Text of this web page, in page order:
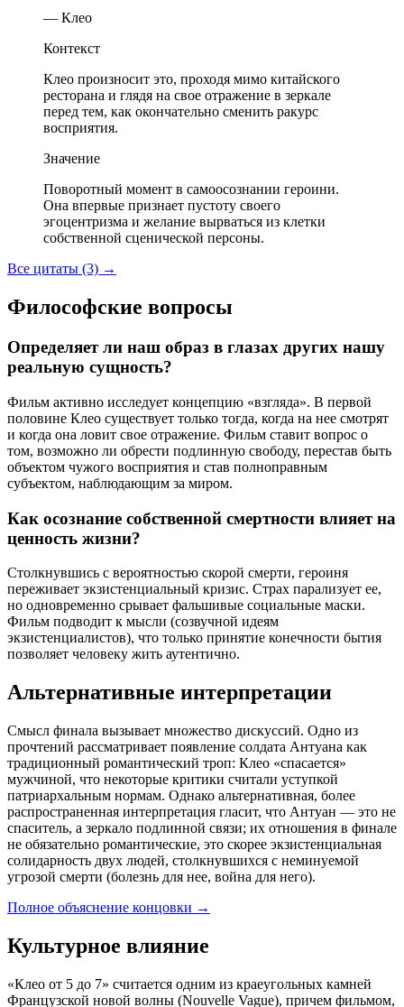
— Клео
Контекст
Клео произносит это, проходя мимо китайского
ресторана и глядя на свое отражение в зеркале
перед тем, как окончательно сменить ракурс
восприятия.
Значение
Поворотный момент в самоосознании героини.
Она впервые признает пустоту своего
эгоцентризма и желание вырваться из клетки
собственной сценической персоны.
Все цитаты (3) →
Философские вопросы
Определяет ли наш образ в глазах других нашу
реальную сущность?
Фильм активно исследует концепцию «взгляда». В первой
половине Клео существует только тогда, когда на нее смотрят
и когда она ловит свое отражение. Фильм ставит вопрос о
том, возможно ли обрести подлинную свободу, перестав быть
объектом чужого восприятия и став полноправным
субъектом, наблюдающим за миром.
Как осознание собственной смертности влияет на
ценность жизни?
Столкнувшись с вероятностью скорой смерти, героиня
переживает экзистенциальный кризис. Страх парализует ее,
но одновременно срывает фальшивые социальные маски.
Фильм подводит к мысли (созвучной идеям
экзистенциалистов), что только принятие конечности бытия
позволяет человеку жить аутентично.
Альтернативные интерпретации
Смысл финала вызывает множество дискуссий. Одно из
прочтений рассматривает появление солдата Антуана как
традиционный романтический троп: Клео «спасается»
мужчиной, что некоторые критики считали уступкой
патриархальным нормам. Однако альтернативная, более
распространенная интерпретация гласит, что Антуан — это не
спаситель, а зеркало подлинной связи; их отношения в финале
не обязательно романтические, это скорее экзистенциальная
солидарность двух людей, столкнувшихся с неминуемой
угрозой смерти (болезнь для нее, война для него).
Полное объяснение концовки →
Культурное влияние
«Клео от 5 до 7» считается одним из краеугольных камней
Французской новой волны (Nouvelle Vague), причем фильмом,